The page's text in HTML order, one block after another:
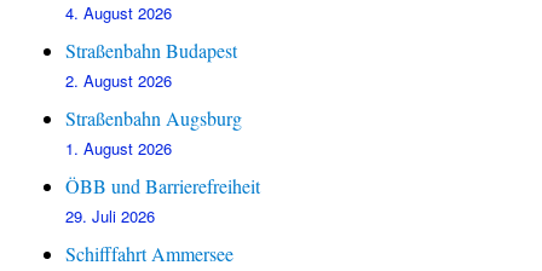
4. August 2026
Straßenbahn Budapest
2. August 2026
Straßenbahn Augsburg
1. August 2026
ÖBB und Barrierefreiheit
29. Juli 2026
Schifffahrt Ammersee